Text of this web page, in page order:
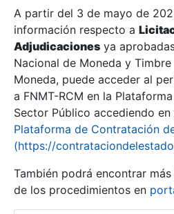
Erakutsi/Ezkutatu
Erakutsi/Ezkutatu
Erakutsi/Ezkutatu
A partir del 3 de mayo de
información respecto a
Adjudicaciones ya
Nacional de Moneda y
Moneda, puede acceder al
a FNMT-RCM en la
Sector Público accediendo
Plataforma de Contratación
(https://
También podrá encontrar
de los procedimientos en